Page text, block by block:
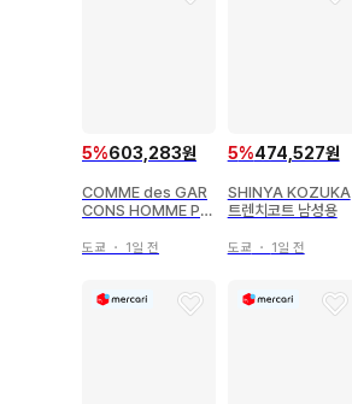
5%603,283원
COMME des GAR
CONS HOMME PL
성용
도쿄 ・ 1일 전
5%474,527원
SHINYA KOZUKA
트렌치코트 남성용
도쿄 ・ 1일 전